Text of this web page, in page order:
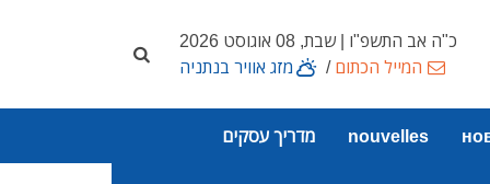
כ"ה אב התשפ"ו | שבת, 08 אוגוסט 2026
המייל הכתום/ מזג אוויר בנתניה
nouvelles מדריך עסקים